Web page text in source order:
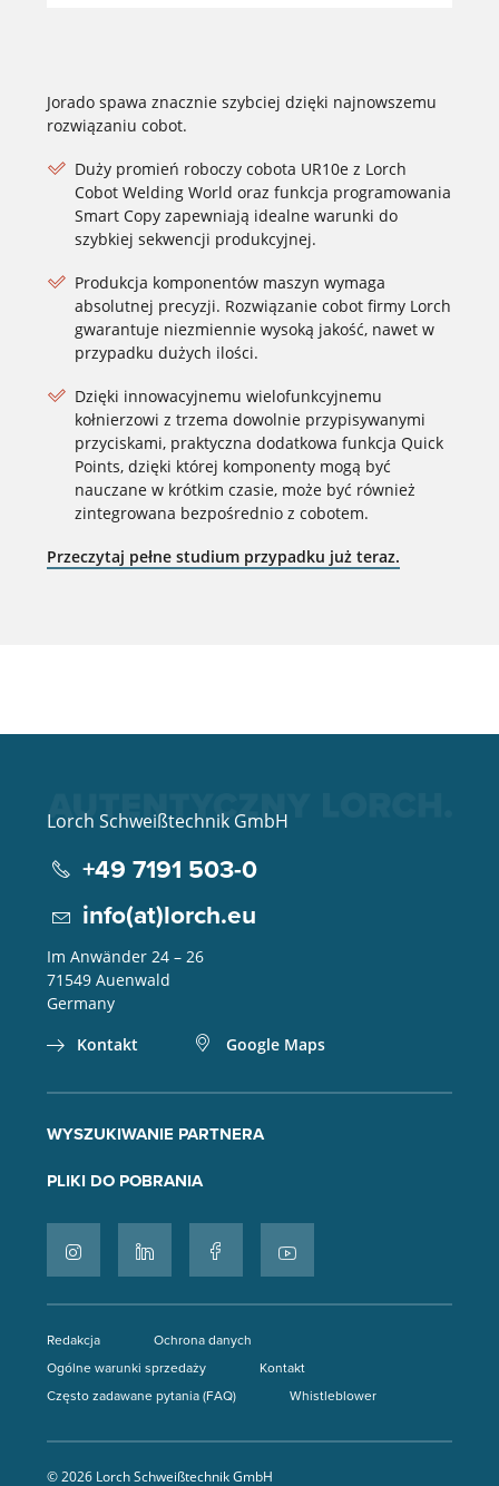
Jorado spawa znacznie szybciej dzięki najnowszemu
rozwiązaniu cobot.
Duży promień roboczy cobota UR10e z Lorch
Cobot Welding World oraz funkcja programowania
Smart Copy zapewniają idealne warunki do
szybkiej sekwencji produkcyjnej.
Produkcja komponentów maszyn wymaga
absolutnej precyzji. Rozwiązanie cobot firmy Lorch
gwarantuje niezmiennie wysoką jakość, nawet w
przypadku dużych ilości.
Dzięki innowacyjnemu wielofunkcyjnemu
kołnierzowi z trzema dowolnie przypisywanymi
przyciskami, praktyczna dodatkowa funkcja Quick
Points, dzięki której komponenty mogą być
nauczane w krótkim czasie, może być również
zintegrowana bezpośrednio z cobotem.
Przeczytaj pełne studium przypadku już teraz.
Lorch Schweißtechnik GmbH
+49 7191 503-0
info(at)lorch.eu
Im Anwänder 24 – 26
71549 Auenwald
Germany
Kontakt
Google Maps
WYSZUKIWANIE PARTNERA
PLIKI DO POBRANIA
Redakcja
Ochrona danych
Ogólne warunki sprzedaży
Kontakt
Często zadawane pytania (FAQ)
Whistleblower
© 2026 Lorch Schweißtechnik GmbH